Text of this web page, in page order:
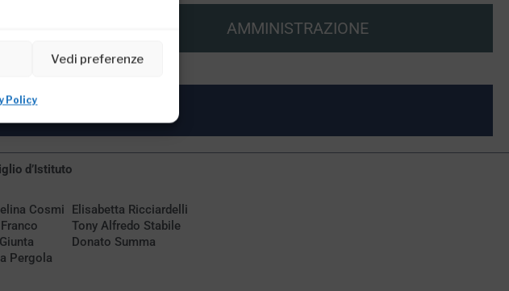
Vedi preferenze
Policy
AMMINISTRAZIONE
d’Istituto
Cosmi
Pergola
Elisabetta Ricciardelli
Tony Alfredo Stabile
Donato Summa